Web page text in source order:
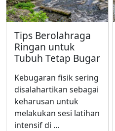
Tips Berolahraga
Ringan untuk
Tubuh Tetap Bugar
Kebugaran fisik sering
disalahartikan sebagai
keharusan untuk
melakukan sesi latihan
intensif di ...